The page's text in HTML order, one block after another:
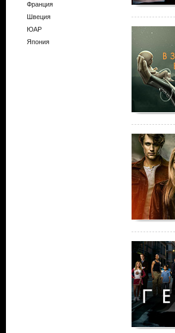
Франция
Швеция
ЮАР
Япония